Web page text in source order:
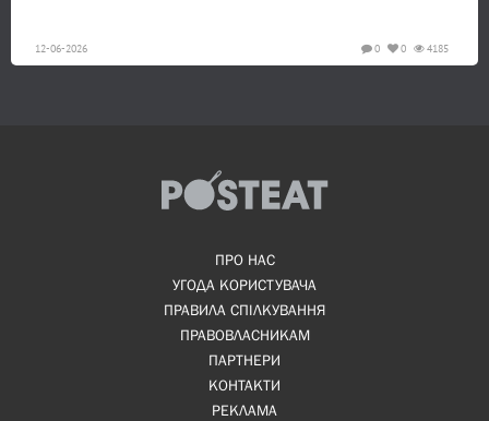
12-06-2026 4185
0
0
ПРО НАС
УГОДА КОРИСТУВАЧА
ПРАВИЛА СПІЛКУВАННЯ
ПРАВОВЛАСНИКАМ
ПАРТНЕРИ
КОНТАКТИ
РЕКЛАМА